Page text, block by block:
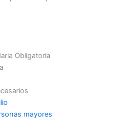
Obligatoria
mayores